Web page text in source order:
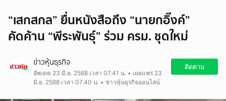
“เสกสกล” ยื่นหนังสือถึง “นายกอิ๊งค์”
คัดค้าน “พีระพันธุ์” ร่วม ครม. ชุดใหม่
ข่าวหุ้นธุรกิจ
อัพเดต 23 มิ.ย. 2568 เวลา 07.41 น. • เผยแพร่ 23
มิ.ย. 2568 เวลา 07.40 น. • ข่าวหุ้นธุรกิจออนไลน์
ติดตาม